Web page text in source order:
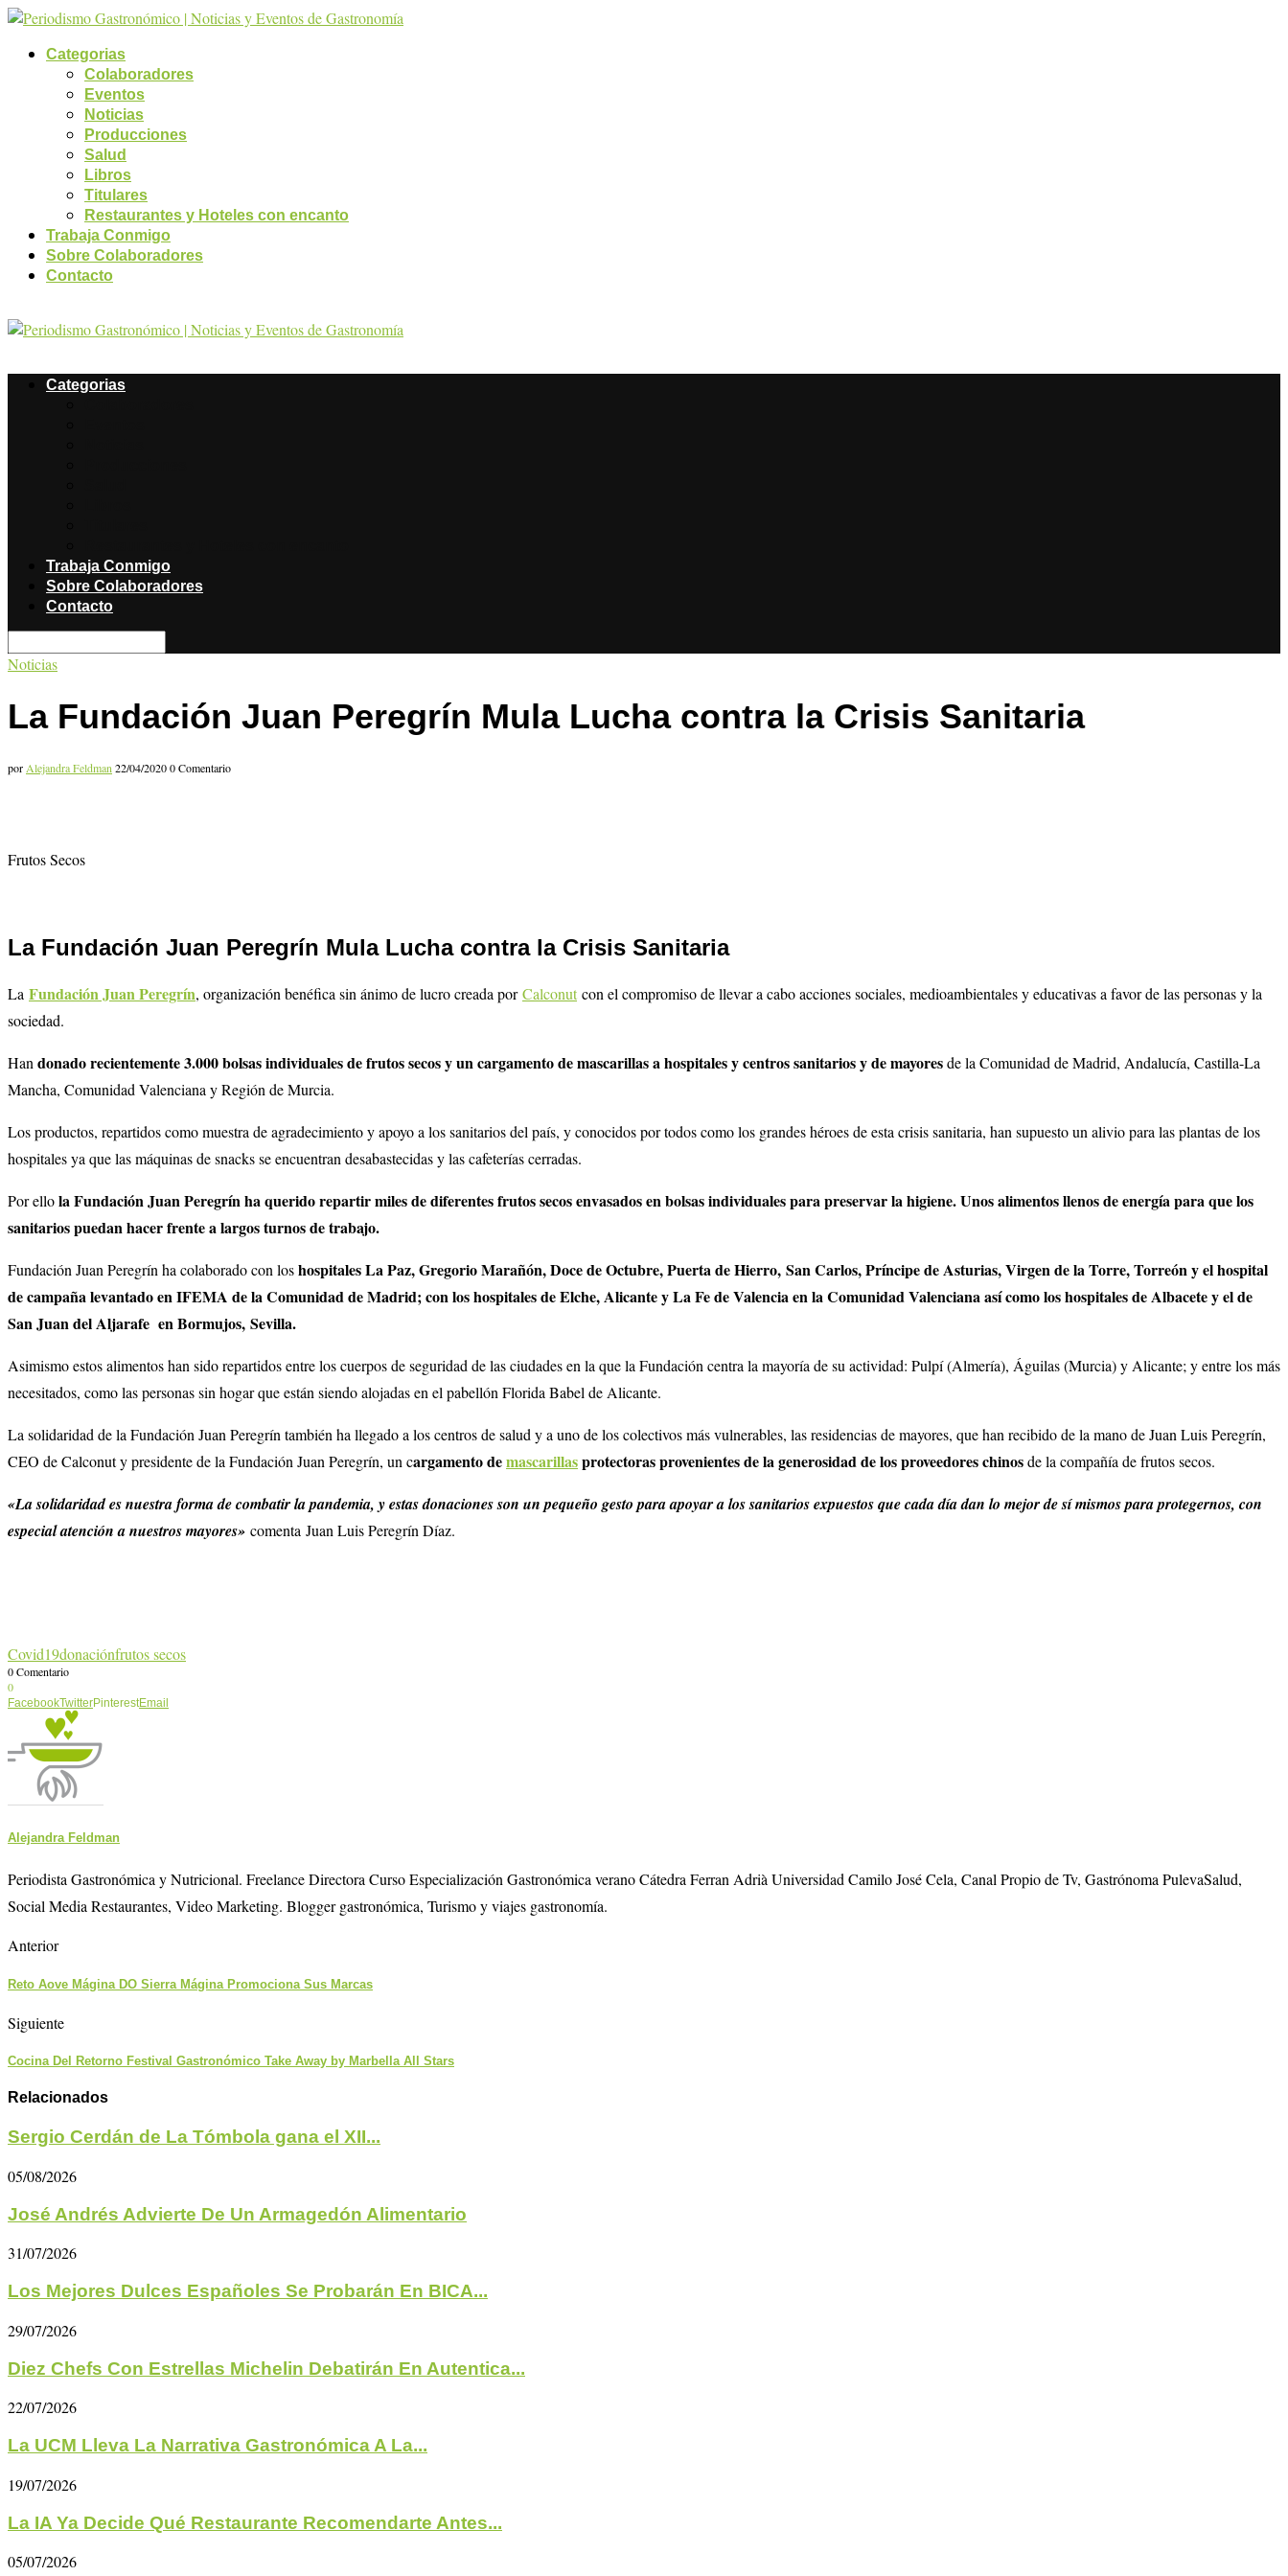
Categorias
Colaboradores
Eventos
Noticias
Producciones
Salud
Libros
Titulares
Restaurantes y Hoteles con encanto
Trabaja Conmigo
Sobre Colaboradores
Contacto
Categorias
Trabaja Conmigo
Sobre Colaboradores
Contacto
Noticias
La Fundación Juan Peregrín Mula Lucha contra la Crisis Sanitaria
porAlejandra Feldman22/04/20200 Comentario
Frutos Secos
La Fundación Juan Peregrín Mula Lucha contra la Crisis Sanitaria
La Fundación Juan Peregrín, organización benéfica sin ánimo de lucro creada porCalconut con el compromiso de llevar a cabo acciones sociales, medioambientales y educativas a favor de las personas y la
sociedad.
Han donado recientemente 3.000 bolsas individuales de frutos secos y un cargamento de mascarillas a hospitales y centros sanitarios y de mayoresde la Comunidad de Madrid, Andalucía, Castilla-La
Mancha, Comunidad Valenciana y Región de Murcia.
Los productos, repartidos como muestra de agradecimiento y apoyo a los sanitarios del país, y conocidos por todos como los grandes héroes de esta crisis sanitaria, han supuesto un alivio para las plantas de los
hospitales ya que las máquinas de snacks se encuentran desabastecidas y las cafeterías cerradas.
Por ellola Fundación Juan Peregrín ha querido repartir miles de diferentes frutos secos envasados en bolsas individuales para preservar la higiene. Unos alimentos llenos de energía para que los
sanitarios puedan hacer frente a largos turnos de trabajo.
Fundación Juan Peregrín ha colaborado con loshospitales La Paz, Gregorio Marañón, Doce de Octubre, Puerta de Hierro, San Carlos, Príncipe de Asturias, Virgen de la Torre, Torreón y el hospital
de campaña levantado en IFEMA de la Comunidad de Madrid; con los hospitales de Elche, Alicante y La Fe de Valencia en la Comunidad Valenciana así como los hospitales de Albacete y el de
San Juan del Aljarafe en Bormujos, Sevilla.
Asimismo estos alimentos han sido repartidos entre los cuerpos de seguridad de las ciudades en la que la Fundación centra la mayoría de su actividad: Pulpí (Almería), Águilas (Murcia) y Alicante; y entre los más
necesitados, como las personas sin hogar que están siendo alojadas en el pabellón Florida Babel de Alicante.
La solidaridad de la Fundación Juan Peregrín también ha llegado a los centros de salud y a uno de los colectivos más vulnerables, las residencias de mayores, que han recibido de la mano de Juan Luis Peregrín,
CEO de Calconut y presidente de la Fundación Juan Peregrín, un cargamento demascarillasprotectoras provenientes de la generosidad de los proveedores chinosde la compañía de frutos secos.
«La solidaridad es nuestra forma de combatir la pandemia, y estas donaciones son un pequeño gesto para apoyar a los sanitarios expuestos que cada día dan lo mejor de sí mismos para protegernos, con
especial atención a nuestros mayores» comenta Juan Luis Peregrín Díaz.
Covid19donaciónfrutos secos
0 Comentario
0
FacebookTwitterPinterestEmail
Alejandra Feldman
Periodista Gastronómica y Nutricional. Freelance Directora Curso Especialización Gastronómica verano Cátedra Ferran Adrià Universidad Camilo José Cela, Canal Propio de Tv, Gastrónoma PulevaSalud,
Social Media Restaurantes, Video Marketing. Blogger gastronómica, Turismo y viajes gastronomía.
Anterior
Reto Aove Mágina DO Sierra Mágina Promociona Sus Marcas
Siguiente
Cocina Del Retorno Festival Gastronómico Take Away by Marbella All Stars
Relacionados
Sergio Cerdán de La Tómbola gana el XII...
05/08/2026
José Andrés Advierte De Un Armagedón Alimentario
31/07/2026
Los Mejores Dulces Españoles Se Probarán En BICA...
29/07/2026
Diez Chefs Con Estrellas Michelin Debatirán En Autentica...
22/07/2026
La UCM Lleva La Narrativa Gastronómica A La...
19/07/2026
La IA Ya Decide Qué Restaurante Recomendarte Antes...
05/07/2026